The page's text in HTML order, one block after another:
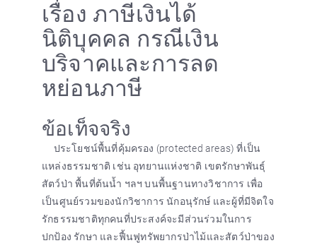
เรื่อง ภาษีเงินได้
นิติบุคคล กรณีเงิน
บริจาคและการลด
หย่อนภาษี
ข้อเท็จจริง
ประโยชน์พื้นที่คุ้มครอง (protected areas) ที่เป็น
แหล่งธรรมชาติ เช่น อุทยานแห่งชาติ เขตรักษาพันธุ์
สัตว์ป่า พื้นที่ต้นน้ำ ฯลฯ บนพื้นฐานทางวิชาการ เพื่อ
เป็นศูนย์รวมของนักวิชาการ นักอนุรักษ์ และผู้ที่มีจิตใจ
รักธรรมชาติทุกคนที่ประสงค์จะมีส่วนร่วมในการ
ปกป้อง รักษา และฟื้นฟูทรัพยากรป่าไม้และสัตว์ป่าของ